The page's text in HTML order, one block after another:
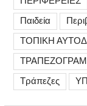
Παιδεία
ΤΟΠΙΚΗ
Τράπεζες